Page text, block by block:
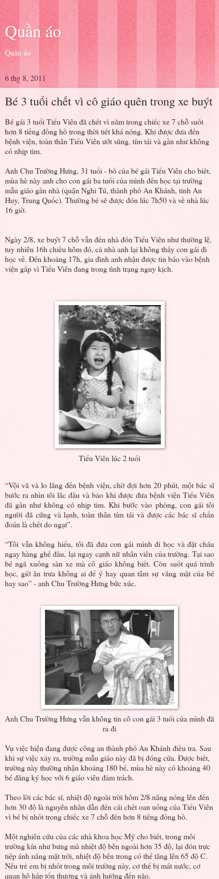
Quần áo
Quần áo
6 thg 8, 2011
Bé 3 tuổi chết vì cô giáo quên trong xe buýt
Bé gái 3 tuổi Tiểu Viên đã chết vì nằm trong chiếc xe 7 chỗ suốt
hơn 8 tiếng đồng hồ trong thời tiết khá nóng. Khi được đưa đến
bệnh viện, toàn thân Tiểu Viên ướt sũng, tím tái và gần như không
có nhịp tim.
Anh Chu Trường Hưng, 31 tuổi - bố của bé gái Tiểu Viên cho biết,
mùa hè này anh cho con gái ba tuổi của mình đến học tại trường
mẫu giáo gần nhà (quận Nghi Tú, thành phố An Khánh, tỉnh An
Huy, Trung Quốc). Thường bé sẽ được đón lúc 7h50 và về nhà lúc
16 giờ.
Ngày 2/8, xe buýt 7 chỗ vẫn đến nhà đón Tiểu Viên như thường lệ,
tuy nhiên 16h chiều hôm đó, cả nhà anh lại không thấy con gái đi
học về. Đến khoảng 17h, gia đình anh nhận được tin báo vào bệnh
viện gấp vì Tiểu Viên đang trong tình trạng nguy kịch.
Tiểu Viên lúc 2 tuổi
“Vội vã và lo lắng đến bệnh viện, chờ đợi hơn 20 phút, một bác sĩ
bước ra nhìn tôi lắc đầu và bảo khi được đưa bệnh viện Tiểu Viên
đã gần như không có nhịp tim. Khi bước vào phòng, con gái tôi
người đã cứng và lạnh, toàn thân tím tái và được các bác sĩ chẩn
đoán là chết do ngạt”.
“Tôi vẫn không hiểu, tôi đã đưa con gái mình đi học và đặt cháu
ngay hàng ghế đầu, lại ngay cạnh nữ nhân viên của trường. Tại sao
bé ngã xuống sàn xe mà cô giáo không biết. Còn suốt quá trình
học, giờ ăn trưa không ai để ý hay quan tâm sự vắng mặt của bé
hay sao” - anh Chu Trường Hưng bức xúc.
Anh Chu Trường Hưng vẫn không tin cô con gái 3 tuổi của mình đã
ra đi
Vụ việc hiện đang được công an thành phố An Khánh điều tra. Sau
khi sự việc xảy ra, trường mẫu giáo này đã bị đóng cửa. Được biết,
trường này thường nhận khoảng 180 bé, mùa hè này có khoảng 40
bé đăng ký học với 6 giáo viên đảm trách.
Theo lời các bác sĩ, nhiệt độ ngoài trời hôm 2/8 nắng nóng lên đến
hơn 30 độ là nguyên nhân dẫn đến cái chết oan uổng của Tiểu Viên
vì bé bị nhốt trong chiếc xe 7 chỗ đến hơn 8 tiếng đồng hồ.
Một nghiên cứu của các nhà khoa học Mỹ cho biết, trong môi
trường kín như bưng mà nhiệt độ bên ngoài hơn 35 độ, lại đón trực
tiếp ánh nắng mặt trời, nhiệt độ bên trong có thể tăng lên 65 độ C.
Nếu trẻ em bị nhốt trong môi trường này, cơ thể bị mất nước, cơ
quan hô hấp tổn thương và ảnh hưởng đến não.